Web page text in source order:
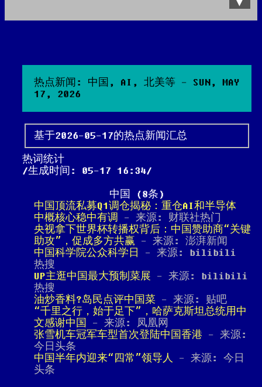
热点新闻: 中国, AI, 北美等 - SUN, MAY
17, 2026
基于2026-05-17的热点新闻汇总
热词统计
生成时间: 05-17 16:34
中国 (8条)
中国顶流私募Q1调仓揭秘：重仓AI和半导体
中概核心稳中有调 - 来源: 财联社热门
央视拿下世界杯转播权背后：中国赞助商“关键
助攻”，促成多方共赢 - 来源: 澎湃新闻
中国科学院公众科学日
- 来源: bilibili
热搜
UP主逛中国最大预制菜展 - 来源: bilibili
热搜
油炒香料?岛民点评中国菜 - 来源: 贴吧
“千里之行，始于足下”，哈萨克斯坦总统用中
文感谢中国
- 来源: 凤凰网
张雪机车冠军车型首次登陆中国香港 - 来源:
今日头条
中国半年内迎来“四常”领导人 - 来源: 今日
头条